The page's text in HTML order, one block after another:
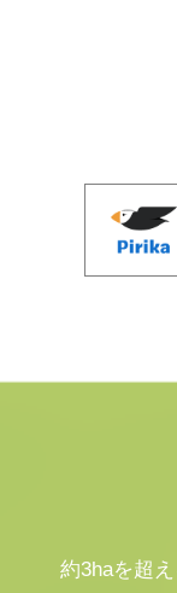
約3haを超